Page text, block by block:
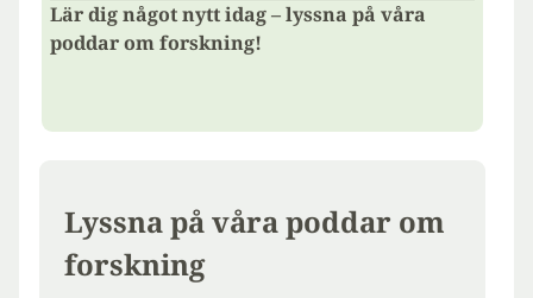
Lär dig något nytt idag – lyssna på våra
poddar om forskning!
Lyssna på våra poddar om
forskning